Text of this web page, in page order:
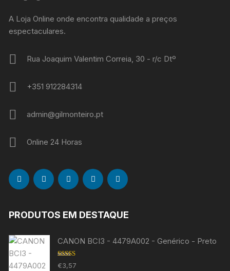
A Loja Online onde encontra qualidade a preços
espectaculares.
Rua Joaquim Valentim Correia, 30 - r/c Dtº
+351 912284314
admin@gilmonteiro.pt
Online 24 Horas
PRODUTOS EM DESTAQUE
CANON BCI3 - 4479A002 - Genérico - Preto
Avaliação
€3,57